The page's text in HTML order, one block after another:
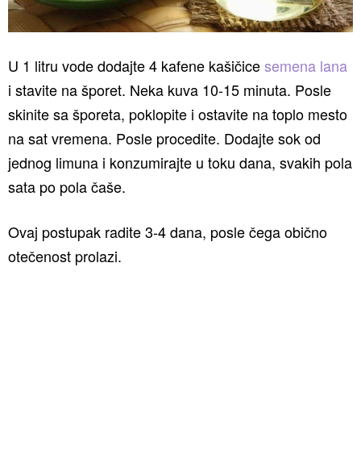
U 1 litru vode dodajte 4 kafene kašičicesemena lana
i stavite na šporet. Neka kuva 10-15 minuta. Posle
skinite sa šporeta, poklopite i ostavite na toplo mesto
na sat vremena. Posle procedite. Dodajte sok od
jednog limuna i konzumirajte u toku dana, svakih pola
sata po pola čaše.
Ovaj postupak radite 3-4 dana, posle čega obično
otečenost prolazi.